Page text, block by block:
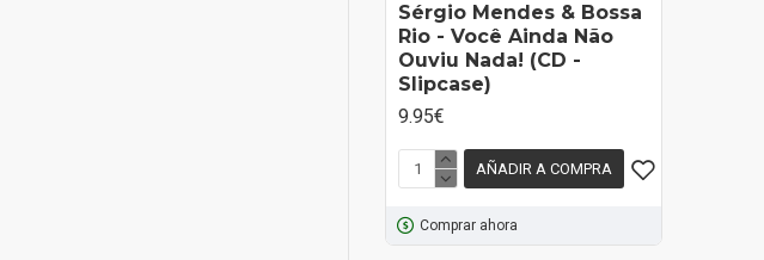
Sérgio Mendes & Bossa
Rio - Você Ainda Não
Ouviu Nada! (CD -
Slipcase)
9.95€
AÑADIR A COMPRA
Comprar ahora